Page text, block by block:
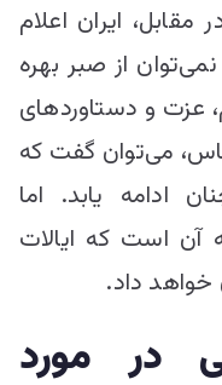
ایران اعلام
از صبر بهره
عزت و دستاوردهای
می‌توان گفت که
یابد. اما
آن است که ایالات
داد.
در مورد